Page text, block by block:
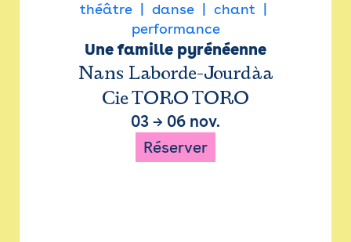
théâtre danse
chant
performance
Une famille pyrénéenne
Nans Laborde-Jourdàa
Cie TORO TORO
03 → 06 nov.
Réserver